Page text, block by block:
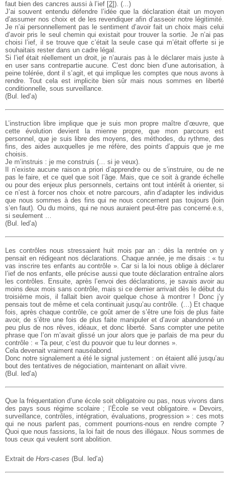
faut bien des cancres aussi à l’ief [2]). (...)
J’ai souvent entendu défendre l’idée que la déclaration était un moyen
d’assumer nos choix et de les revendiquer afin d’asseoir notre légitimité.
Je n’ai personnellement pas le sentiment d’avoir fait un choix mais celui
d’avoir pris le seul chemin qui existait pour trouver la sortie. Je n’ai pas
choisi l’ief, il se trouve que c’était la seule case qui m’était offerte si je
souhaitais rester dans un cadre légal.
Si l’ief était réellement un droit, je n’aurais pas à le déclarer mais juste à
en user sans contrepartie aucune. C’est donc bien d’une autorisation, à
peine tolérée, dont il s’agit, et qui implique les comptes que nous avons à
rendre. Tout cela est implicite bien sûr mais nous sommes en liberté
conditionnelle, sous surveillance.
(Bul. led’a)
L’instruction libre implique que je suis mon propre maître d’œuvre, que
cette évolution devient la mienne propre, que mon parcours est
personnel, que je suis libre des moyens, des méthodes, du rythme, des
fins, des aides auxquelles je me réfère, des points d’appuis que je me
choisis.
Je m’instruis : je me construis (… si je veux).
Il n’existe aucune raison a priori d’apprendre ou de s’instruire, ou de ne
pas le faire, et ce quel que soit l’âge. Mais, que ce soit à grande échelle
ou pour des enjeux plus personnels, certains ont tout intérêt à orienter, si
ce n’est à forcer nos choix et notre parcours, afin d’adapter les individus
que nous sommes à des fins qui ne nous concernent pas toujours (loin
s’en faut). Ou du moins, qui ne nous auraient peut-être pas concerné.e.s,
si seulement …
(Bul. led’a)
Les contrôles nous stressaient huit mois par an : dès la rentrée on y
pensait en rédigeant nos déclarations. Chaque année, je me disais : « tu
vas inscrire tes enfants au contrôle ». Car si la loi nous oblige à déclarer
l’ief de nos enfants, elle précise aussi que toute déclaration entraîne alors
les contrôles. Ensuite, après l’envoi des déclarations, je savais avoir au
moins deux mois sans contrôle, mais si ce dernier arrivait dès le début du
troisième mois, il fallait bien avoir quelque chose à montrer ! Donc j’y
pensais tout de même et cela continuait jusqu’au contrôle. (…) Et chaque
fois, après chaque contrôle, ce goût amer de s’être une fois de plus faite
avoir, de s’être une fois de plus faite manipuler et d’avoir abandonné un
peu plus de nos rêves, idéaux, et donc liberté. Sans compter une petite
phrase que l’on m’avait glissé un jour alors que je parlais de ma peur du
contrôle : « Ta peur, c’est du pouvoir que tu leur donnes ».
Cela devenait vraiment nauséabond.
Donc notre signalement a été le signal justement : on étaient allé jusqu’au
bout des tentatives de négociation, maintenant on allait vivre.
(Bul. led’a)
Que la fréquentation d’une école soit obligatoire ou pas, nous vivons dans
des pays sous régime scolaire ; l’École se veut obligatoire. « Devoirs,
surveillance, contrôles, intégration, évaluations, progression » : ces mots
qui ne nous parlent pas, comment pourrions-nous en rendre compte ?
Quoi que nous fassions, la loi fait de nous des illégaux. Nous sommes de
tous ceux qui veulent sont abolition.
Extrait de Hors-cases (Bul. led’a)